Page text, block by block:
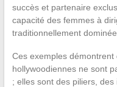
succès et partenaire
capacité des femmes à
traditionnellement
Ces exemples
hollywoodiennes ne sont
; elles sont des piliers,